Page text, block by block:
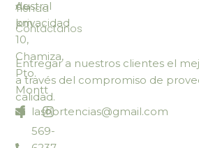
Entregar a nuestros clientes el
a través del compromiso de
calidad.
de
privacidad
Tienda
Contáctanos
Austral
km.
10,
Chamiza,
Pto.
Montt
lashortencias@gmail.com
569-